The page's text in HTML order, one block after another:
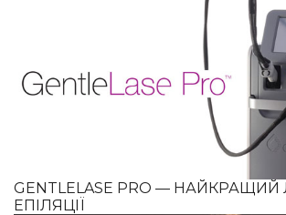
GENTLELASE PRO —
ЕПІЛЯЦІЇ